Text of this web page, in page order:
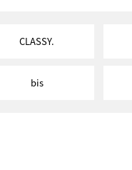
CLASSY.
bis